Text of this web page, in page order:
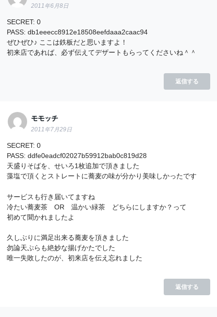
2011年6月8日
SECRET: 0
PASS: db1eeecc8912e18508eefdaaa2caac94
ぜひぜひ♪ ここは鉄板だと思いますよ！
初来店であれば、必ず伝えてデザートもらってくださいね＾＾
返信する
モモッチ
2011年7月29日
SECRET: 0
PASS: ddfe0eadcf02027b59912bab0c819d28
天盛りそばを、せいろ1枚追加で頂きました
藻塩で頂くとストレートに蕎麦の味が分かり美味しかったです
サービスも行き届いてますね
冷たい蕎麦茶 OR 温かい緑茶 どちらにしますか？って
初めて聞かれましたよ
久しぶりに満足出来る蕎麦を頂きました
勿論天ぷらも絶妙な揚げかたでした
唯一失敗したのが、初来店を伝え忘れました
返信する